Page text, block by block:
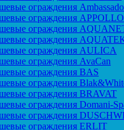
ограждения
ограждения APPOLLO
ограждения
ограждения
ограждения AULICA
ограждения AvaCan
ограждения BAS
ограждения
ограждения BRAVAT
ограждения Domani-
ограждения
ограждения ERLIT